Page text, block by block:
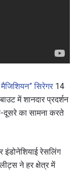
सिरेगर 14
में शानदार प्रदर्शन
दूसरे का सामना करते
रेसलिंग
ने हर क्षेत्र में